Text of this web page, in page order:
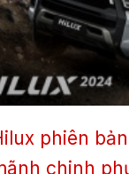
phiên
chinh